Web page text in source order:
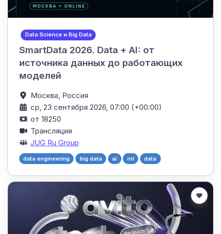
Data Science и Big Data
SmartData 2026. Data + AI: от
источника данных до работающих
моделей
Москва, Россия
ср, 23 сентября 2026, 07:00 (+00:00)
от 18250
Трансляция
JUG Ru Group
data engineering big data ai ml data